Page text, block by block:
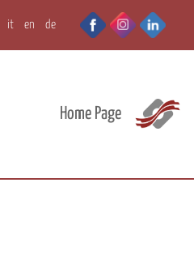
it en de
Home Page